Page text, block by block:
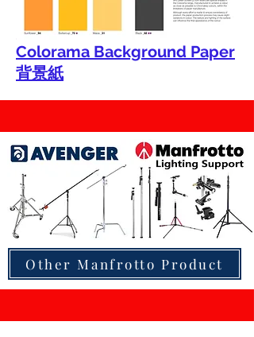
Colorama Background Paper
背景紙
Other Manfrotto Product